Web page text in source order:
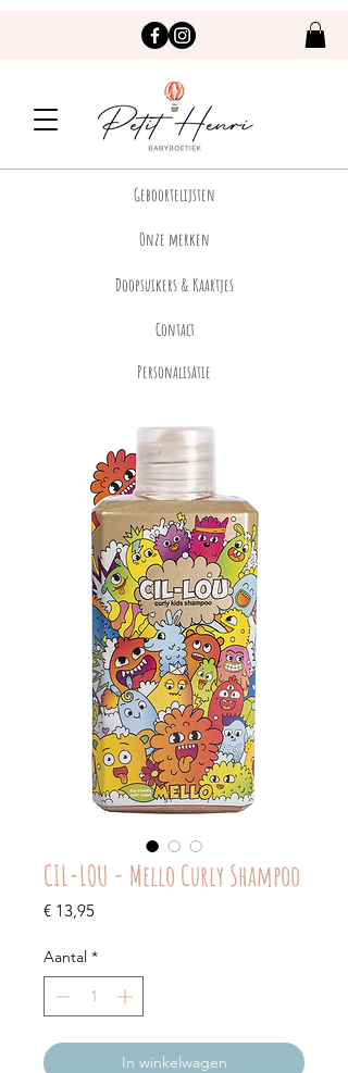
Geboortelijsten
Onze merken
Doopsuikers & Kaartjes
Contact
Personalisatie
CIL-LOU - Mello Curly Shampoo
€ 13,95Prijs
Aantal *
In winkelwagen